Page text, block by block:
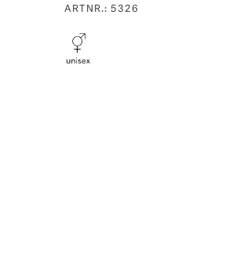
ARTNR.: 5326